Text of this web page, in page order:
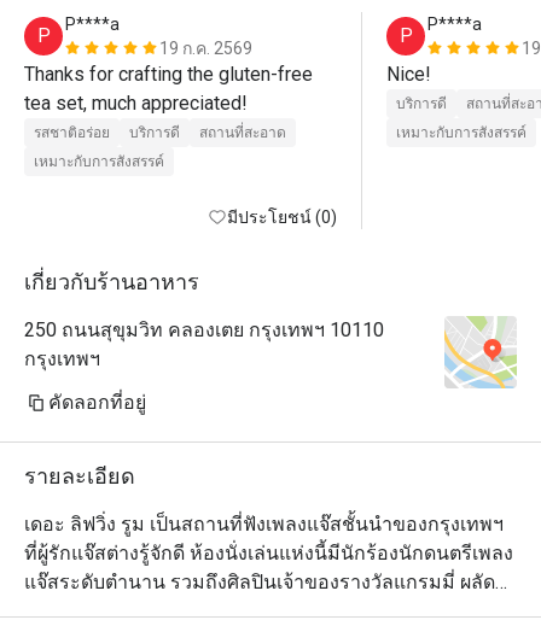
P
P****a
19 ก.ค. 2569
Thanks for crafting the gluten-free
tea set, much appreciated!
รสชาติอร่อย บริการดี
สถานที่สะอาด
เหมาะกับการสังสรรค์
มีประโยชน์ (0)
P
P****a
Nice!
บริการดี
สถานที่สะอ
เหมาะกับการสังสรรค์
เกี่ยวกับร้านอาหาร
250 ถนนสุขุมวิท คลองเตย กรุงเทพฯ 10110
กรุงเทพฯ
คัดลอกที่อยู่
รายละเอียด
เดอะ ลิฟวิ่ง รูม เป็นสถานที่ฟังเพลงแจ๊สชั้นนำของกรุงเทพฯ
ที่ผู้รักแจ๊สต่างรู้จักดี ห้องนั่งเล่นแห่งนี้มีนักร้องนักดนตรีเพลง
แจ๊สระดับตำนาน รวมถึงศิลปินเจ้าของรางวัลแกรมมี่ ผลัด
เปลี่ยนหมุนเวียนกันมาสร้างความสุขในเสียงเพลงให้คุณ